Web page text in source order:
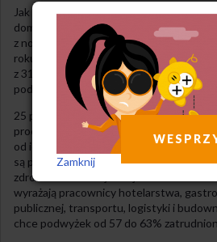
Jak informuje Business Insider, polscy
domagają się podwyżek, mimo że koszty
z nowej, 58 edycji Monitora Rynku
roku odsetek osób, które nie
z 31 do 36 proc. Co prawda ponad
podwyżek, ale nie mają żadnej pewności
25 proc. ankietowanych nie jest
proc. pracowników uważa, że podwyżki
od ich oczekiwań. Najbardziej
są pracownicy fizyczni oraz zatrudnieni w
zdrowia. Z kolei najsilniejsze oczekiwanie
wyrażają pracownicy hotelarstwa,
publicznej, transportu, logistyki i
chce podwyżek od 57 do 63%
Zamknij